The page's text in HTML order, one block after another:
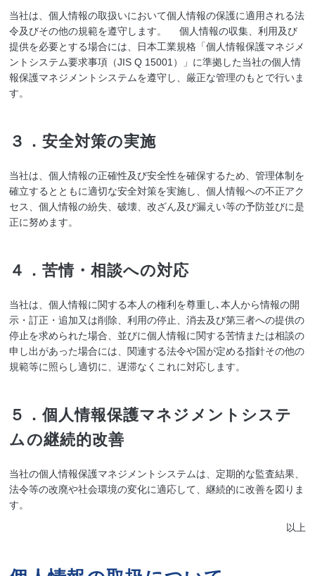
当社は、個人情報の取扱いにおいて個人情報の保護に適用される法
令及びその他の規範を遵守します。 個人情報の収集、利用及び
提供を必要とする場合には、日本工業規格「個人情報保護マネジメ
ントシステム要求事項（JIS Q 15001）」に準拠した当社の個人情
報保護マネジメントシステムを遵守し、厳正な管理のもとで行いま
す。
３．安全対策の実施
当社は、個人情報の正確性及び安全性を確保するため、管理体制を
確立するとともに適切な安全対策を実施し、個人情報への不正アク
セス、個人情報の紛失、破壊、改ざん及び漏えい等の予防並びに是
正に努めます。
４．苦情・相談への対応
当社は、個人情報に関する本人の権利を尊重し､本人から情報の開
示・訂正・追加又は削除、利用の停止、消去及び第三者への提供の
停止を求められた場合、並びに個人情報に関する苦情または相談の
申し出があった場合には、関連する法令や国が定める指針その他の
規範等に照らし適切に、遅滞なくこれに対応します。
５．個人情報保護マネジメントシステ
ムの継続的改善
当社の個人情報保護マネジメントシステムは、定期的な監査結果、
法令等の改廃や社会環境の変化に適応して、継続的に改善を図りま
す。
以上